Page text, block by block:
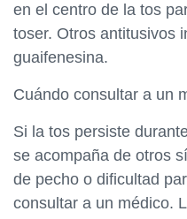
en el centro de la tos
toser. Otros antitusivos
guaifenesina.
Cuándo consultar a un
Si la tos persiste
se acompaña de otros
de pecho o dificultad
consultar a un médico.